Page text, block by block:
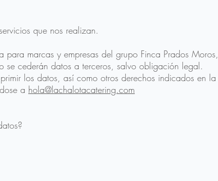
que nos realizan.
para marcas y empresas del grupo Finca Prados Moros,
se cederán datos a terceros, salvo obligación legal.
los datos, así como otros derechos indicados en la
a hola@lachalotacatering.com